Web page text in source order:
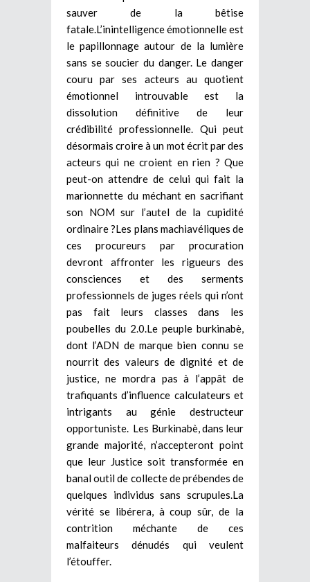
sauver de la bêtise
fatale.L’inintelligence émotionnelle est
le papillonnage autour de la lumière
sans se soucier du danger. Le danger
couru par ses acteurs au quotient
émotionnel introuvable est la
dissolution définitive de leur
crédibilité professionnelle. Qui peut
désormais croire à un mot écrit par des
acteurs qui ne croient en rien ? Que
peut-on attendre de celui qui fait la
marionnette du méchant en sacrifiant
son NOM sur l’autel de la cupidité
ordinaire ?Les plans machiavéliques de
ces procureurs par procuration
devront affronter les rigueurs des
consciences et des serments
professionnels de juges réels qui n’ont
pas fait leurs classes dans les
poubelles du 2.0.Le peuple burkinabè,
dont l’ADN de marque bien connu se
nourrit des valeurs de dignité et de
justice, ne mordra pas à l’appât de
trafiquants d’influence calculateurs et
intrigants au génie destructeur
opportuniste. Les Burkinabè, dans leur
grande majorité, n’accepteront point
que leur Justice soit transformée en
banal outil de collecte de prébendes de
quelques individus sans scrupules.La
vérité se libérera, à coup sûr, de la
contrition méchante de ces
malfaiteurs dénudés qui veulent
l’étouffer.